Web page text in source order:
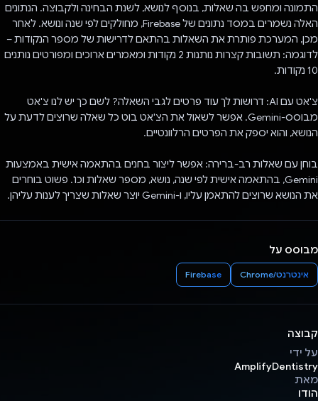
התמונה ומחפש בה שאלות, בנוסף לנושא, לשנת הבחינה ולקבוצה. הנתונים
האלה נשמרים במסד נתונים של Firebase, מחולקים לפי שנה ונושא. לאחר
מכן, המערכת פותרת את השאלות בהתאם לדרישות של מספר הנקודות –
לדוגמה: תשובות קצרות נותנות 2 נקודות ומאמרים ארוכים ומפורטים נותנים
10 נקודות.
צ'אט עם AI: דרושות לך עוד פרטים לגבי השאלה? לשם כך יש לנו צ'אט
מבוסס-Gemini. אפשר לשאול את הצ'אט בוט כל שאלה שרוצים לדעת על
הנושא, והוא יספק את הפרטים הרלוונטיים.
בוחן עם שאלות רב-ברירה: אפשר ליצור בחנים בהתאמה אישית באמצעות
Gemini, בהתאמה אישית לפי שנה, נושא, מספר שאלות וכו'. פשוט בוחרים
את הנושא שרוצים להתאמן עליו, ו-Gemini יוצר שאלות שצריך לענות עליהן.
מבוסס על
אינטרנט/Chrome Firebase
קבוצה
על ידי
AmplifyDentistry
מאת
הודו